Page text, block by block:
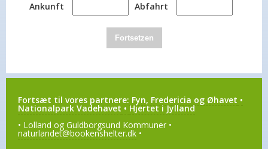
Ankunft
Abfahrt
Fortsetzen
Fortsæt til vores partnere: Fyn, Fredericia og Øhavet •
Nationalpark Vadehavet • Hjertet i Jylland
• Lolland og Guldborgsund Kommuner •
naturlandet@bookenshelter.dk •